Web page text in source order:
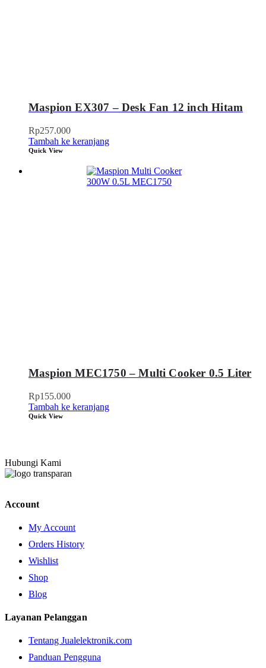
Maspion EX307 – Desk Fan 12 inch Hitam
Rp257.000
Tambah ke keranjang
Quick View
Maspion MEC1750 – Multi Cooker 0.5 Liter
Rp155.000
Tambah ke keranjang
Quick View
Hubungi Kami
Account
My Account
Orders History
Wishlist
Shop
Blog
Layanan Pelanggan
Tentang Jualelektronik.com
Panduan Pengguna